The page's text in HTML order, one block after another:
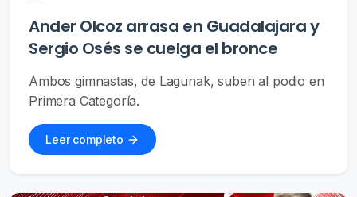
Ander Olcoz arrasa en Guadalajara y
Sergio Osés se cuelga el bronce
Ambos gimnastas, de Lagunak, suben al podio en
Primera Categoría.
Leer completo